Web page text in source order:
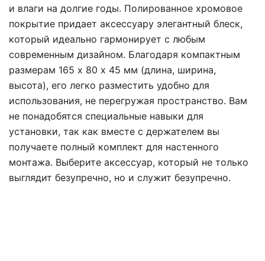
и влаги на долгие годы. Полированное хромовое
покрытие придает аксессуару элегантный блеск,
который идеально гармонирует с любым
современным дизайном. Благодаря компактным
размерам 165 х 80 x 45 мм (длина, ширина,
высота), его легко разместить удобно для
использования, не перегружая пространство. Вам
не понадобятся специальные навыки для
установки, так как вместе с держателем вы
получаете полный комплект для настенного
монтажа. Выберите аксессуар, который не только
выглядит безупречно, но и служит безупречно.